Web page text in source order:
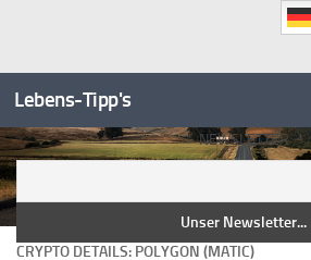
Inhalt
springen
Lebens-Tipp's
NEWSLETTER
CRYPTO DETAILS: POLYGON (MATIC)